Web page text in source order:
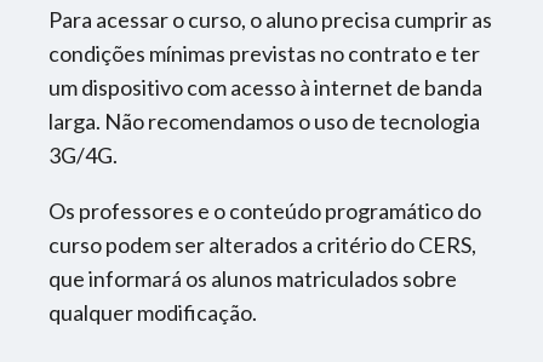
Para acessar o curso, o aluno precisa cumprir as
condições mínimas previstas no contrato e ter
um dispositivo com acesso à internet de banda
larga. Não recomendamos o uso de tecnologia
3G/4G.
Os professores e o conteúdo programático do
curso podem ser alterados a critério do CERS,
que informará os alunos matriculados sobre
qualquer modificação.